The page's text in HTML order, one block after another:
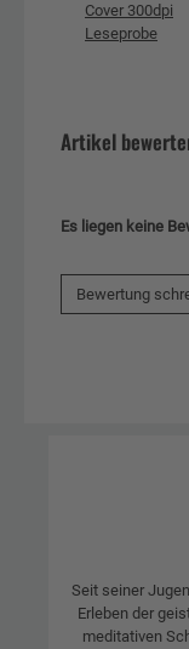
Cover 300dpi
Leseprobe
Artikel
Es liegen keine
Bewertung
Seit seiner
Erleben der
meditativen